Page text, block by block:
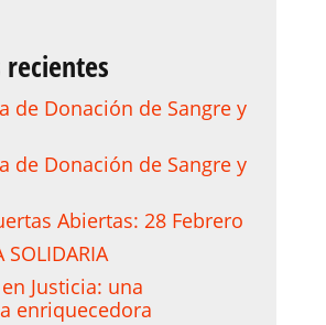
recientes
de Donación de Sangre y
de Donación de Sangre y
Abiertas: 28 Febrero
SOLIDARIA
Justicia: una
enriquecedora